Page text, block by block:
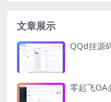
文章展示
QQd挂源
零起飞OA